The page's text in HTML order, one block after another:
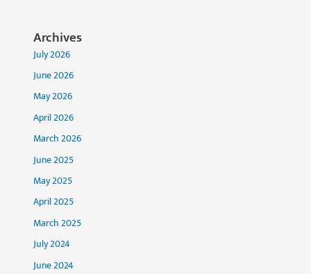
Archives
July 2026
June 2026
May 2026
April 2026
March 2026
June 2025
May 2025
April 2025
March 2025
July 2024
June 2024